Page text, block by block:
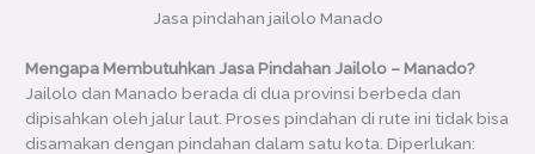
Jasa pindahan jailolo Manado
Mengapa Membutuhkan Jasa Pindahan Jailolo – Manado?
Jailolo dan Manado berada di dua provinsi berbeda dan
dipisahkan oleh jalur laut. Proses pindahan di rute ini tidak bisa
disamakan dengan pindahan dalam satu kota. Diperlukan: